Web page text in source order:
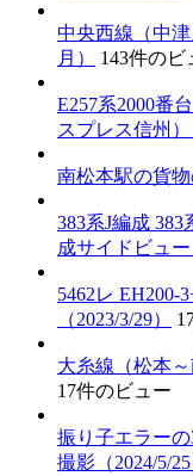
中央西線（中
月）
143件のビ
E257系2000番
スプレス信州）
南松本駅の貨物
383系J編成
成サイドビュー
5462レ
（2023/3/29）
大糸線（松本
17件のビュー
振り子エラー
撮影（2024/5/25